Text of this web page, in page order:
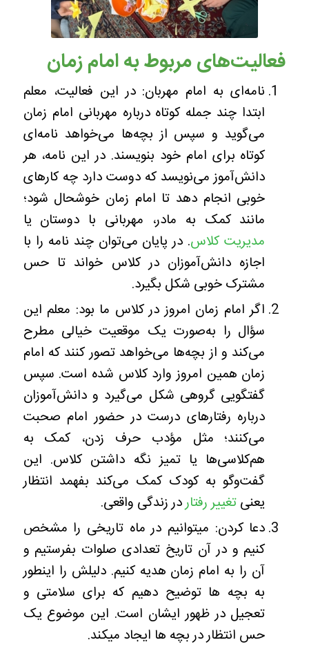
فعالیت‌های مربوط به امام زمان
نامه‌ای به امام مهربان: در این فعالیت، معلم
ابتدا چند جمله کوتاه درباره مهربانی امام زمان
می‌گوید و سپس از بچه‌ها می‌خواهد نامه‌ای
کوتاه برای امام خود بنویسند. در این نامه، هر
دانش‌آموز می‌نویسد که دوست دارد چه کارهای
خوبی انجام دهد تا امام زمان خوشحال شود؛
مانند کمک به مادر، مهربانی با دوستان یا
مدیریت کلاس. در پایان می‌توان چند نامه را با
اجازه دانش‌آموزان در کلاس خواند تا حس
مشترک خوبی شکل بگیرد.
اگر امام زمان امروز در کلاس ما بود: معلم این
سؤال را به‌صورت یک موقعیت خیالی مطرح
می‌کند و از بچه‌ها می‌خواهد تصور کنند که امام
زمان همین امروز وارد کلاس شده است. سپس
گفتگویی گروهی شکل می‌گیرد و دانش‌آموزان
درباره رفتارهای درست در حضور امام صحبت
می‌کنند؛ مثل مؤدب حرف زدن، کمک به
هم‌کلاسی‌ها یا تمیز نگه داشتن کلاس. این
گفت‌وگو به کودک کمک می‌کند بفهمد انتظار
یعنیتغییر رفتاردر زندگی واقعی.
دعا کردن: میتوانیم در ماه تاریخی را مشخص
کنیم و در آن تاریخ تعدادی صلوات بفرستیم و
آن را به امام زمان هدیه کنیم. دلیلش را اینطور
به بچه ها توضیح دهیم که برای سلامتی و
تعجیل در ظهور ایشان است. این موضوع یک
حس انتظار در بچه ها ایجاد میکند.